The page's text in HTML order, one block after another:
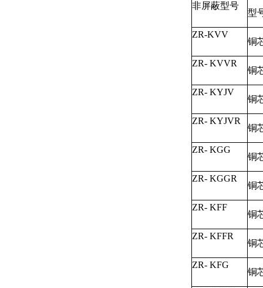
非屏蔽型号
ZR-KVV
铜
ZR- KVVR
铜
ZR- KYJV
铜
ZR- KYJVR
铜
ZR- KGG
铜
ZR- KGGR
铜
ZR- KFF
铜
ZR- KFFR
铜
ZR- KFG
铜